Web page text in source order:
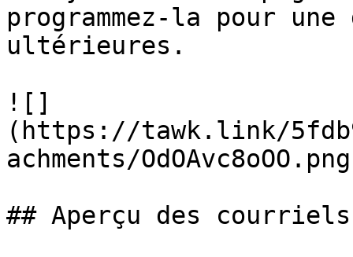
programmez-la pour
ultérieures.
![]
(https://tawk.link/
achments/
## Aperçu des courriels